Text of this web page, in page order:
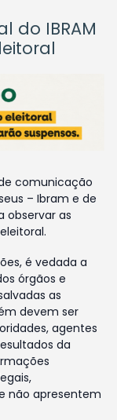
do IBRAM
comunicação
– Ibram e de
observar as
é vedada a
órgãos e
as
devem ser
agentes
da
não apresentem